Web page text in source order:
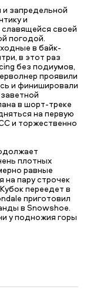
запредельной
и
своей
погодой.
в байк-
в этот раз
без подиумов,
проявили
и финишировали
в шорт-треке
на первую
и торжественно
плотных
равные
на пару строчек
переедет в
приготовил
в Snowshoe.
у подножия горы